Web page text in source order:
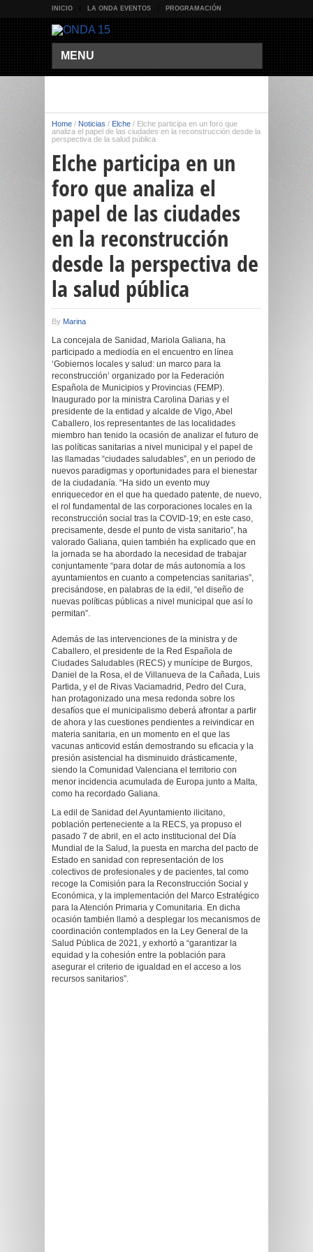
INICIO LA ONDA EVENTOS PROGRAMACIÓN
MENU
Home / Noticias / Elche / Elche participa en un foro que
analiza el papel de las ciudades en la reconstrucción desde la
perspectiva de la salud pública
Elche participa en un
foro que analiza el
papel de las ciudades
en la reconstrucción
desde la perspectiva de
la salud pública
By Marina
La concejala de Sanidad, Mariola Galiana, ha
participado a mediodía en el encuentro en línea
‘Gobiernos locales y salud: un marco para la
reconstrucción’ organizado por la Federación
Española de Municipios y Provincias (FEMP).
Inaugurado por la ministra Carolina Darias y el
presidente de la entidad y alcalde de Vigo, Abel
Caballero, los representantes de las localidades
miembro han tenido la ocasión de analizar el futuro de
las políticas sanitarias a nivel municipal y el papel de
las llamadas “ciudades saludables”, en un periodo de
nuevos paradigmas y oportunidades para el bienestar
de la ciudadanía. “Ha sido un evento muy
enriquecedor en el que ha quedado patente, de nuevo,
el rol fundamental de las corporaciones locales en la
reconstrucción social tras la COVID-19; en este caso,
precisamente, desde el punto de vista sanitario”, ha
valorado Galiana, quien también ha explicado que en
la jornada se ha abordado la necesidad de trabajar
conjuntamente “para dotar de más autonomía a los
ayuntamientos en cuanto a competencias sanitarias”,
precisándose, en palabras de la edil, “el diseño de
nuevas políticas públicas a nivel municipal que así lo
permitan”.
Además de las intervenciones de la ministra y de
Caballero, el presidente de la Red Española de
Ciudades Saludables (RECS) y munícipe de Burgos,
Daniel de la Rosa, el de Villanueva de la Cañada, Luis
Partida, y el de Rivas Vaciamadrid, Pedro del Cura,
han protagonizado una mesa redonda sobre los
desafíos que el municipalismo deberá afrontar a partir
de ahora y las cuestiones pendientes a reivindicar en
materia sanitaria, en un momento en el que las
vacunas anticovid están demostrando su eficacia y la
presión asistencial ha disminuido drásticamente,
siendo la Comunidad Valenciana el territorio con
menor incidencia acumulada de Europa junto a Malta,
como ha recordado Galiana.
La edil de Sanidad del Ayuntamiento ilicitano,
población perteneciente a la RECS, ya propuso el
pasado 7 de abril, en el acto institucional del Día
Mundial de la Salud, la puesta en marcha del pacto de
Estado en sanidad con representación de los
colectivos de profesionales y de pacientes, tal como
recoge la Comisión para la Reconstrucción Social y
Económica, y la implementación del Marco Estratégico
para la Atención Primaria y Comunitaria. En dicha
ocasión también llamó a desplegar los mecanismos de
coordinación contemplados en la Ley General de la
Salud Pública de 2021, y exhortó a “garantizar la
equidad y la cohesión entre la población para
asegurar el criterio de igualdad en el acceso a los
recursos sanitarios”.